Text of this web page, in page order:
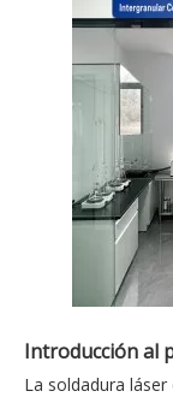
Introducción al
La soldadura